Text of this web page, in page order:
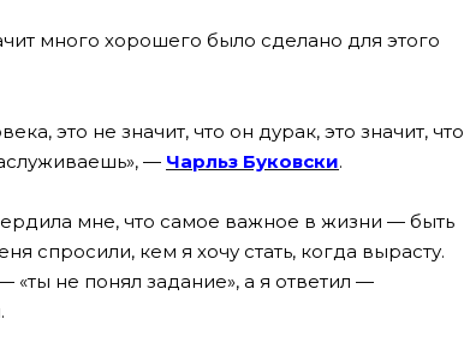
много хорошего было сделано для этого
это не значит, что он дурак, это значит, что
— Чарльз Буковски.
мне, что самое важное в жизни — быть
спросили, кем я хочу стать, когда вырасту.
«ты не понял задание», а я ответил —